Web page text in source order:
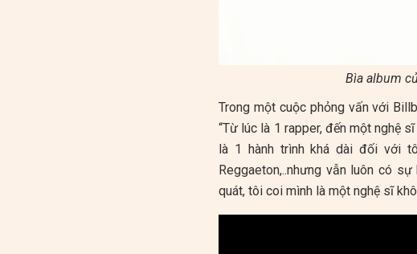
Bìa album
Trong một cuộc phỏng vấn với
“Từ lúc là 1 rapper, đến một nghệ
là 1 hành trình khá dài đối với
Reggaeton,..nhưng vẫn luôn có
quát, tôi coi mình là một nghệ sĩ